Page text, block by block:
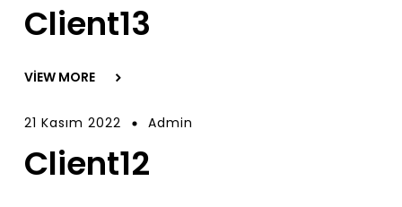
Client13
VIEW MORE
21 Kasım 2022 Admin
Client12